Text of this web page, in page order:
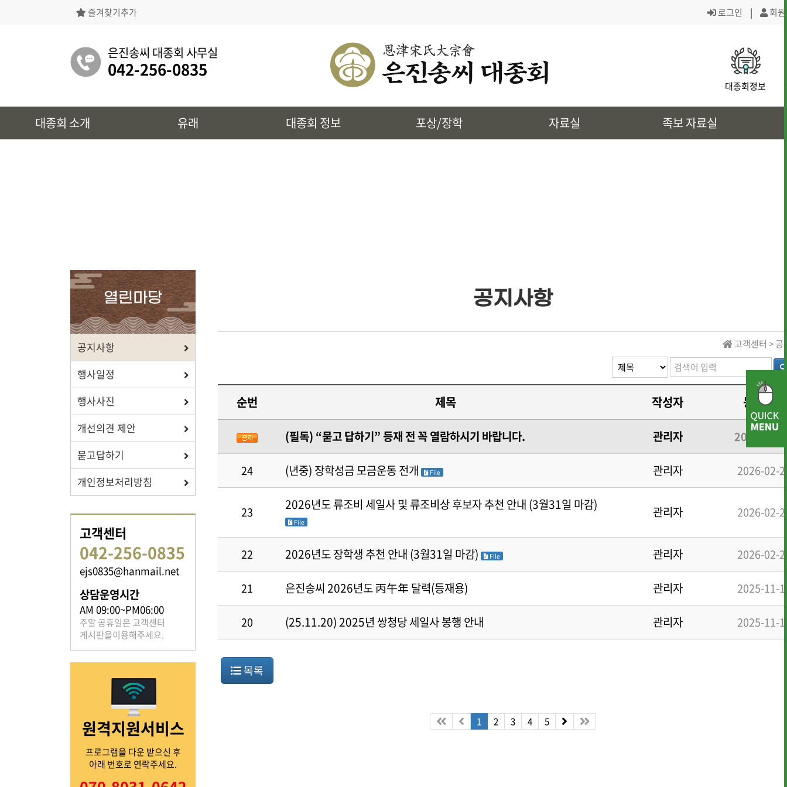
즐겨찾기추가 로그인 | 회
은진송씨 대종회 사무실
042-256-0835
대종회정보
대종회 소개 유래 대종회 정보 포상/장학 자료실 족보 자료실
· 역대회장,의
유래
시조 및 보관유리, 선대묘역을
· 송씨 근원
· 토정 집단공유허비
· 시조 및 본관유래
· 상하송촌리에 대하여
· 대전회덕 거주이유
· 삼강려 애각
· 상4대 신위
· 쌍청당과 대
포상/장학
효행 정신과 숭조돈종의 사상이
투철한 장학생을 지원합니다.
· 장학금 출연
· 역대 수상자 명단
자료실
보학, 전통상식, 도서관에서
· 은진송씨 종보
· 동영상자료실
· 보학안내
· 도서목록표
· 전통상식 · 문헌 자료실
족보 자료실
은진송씨의 족보를 확인하실 수 있습니다.
· 족보 자료실
은진송씨의 전달 사항을
· 개인정보처리방침
열린마당
공지사항
행사일정
행사사진
개선의견 제안
묻고답하기
개인정보처리방침
고객센터
042-256-0835
ejs0835@hanmail.net
상담운영시간
AM 09:00~PM06:00
주말 공휴일은 고객센터
게시판을이용해주세요.
원격지원서비스
프로그램을 다운 받으신 후
아래 번호로 연락주세요.
공지사항
고객센터 > 공
순번 제목 작성자 등록일자
(필독) “묻고 답하기” 등재 전 꼭 열람하시기 바랍니다. 관리자 2026-02-
24 (년중) 장학성금 모금운동 전개 File 관리자 2026-02-
23 2026년도 류조비 세일사 및 류조비상 후보자 추천 안내 (3월31일 마감)
File
관리자 2026-02-
22 2026년도 장학생 추천 안내 (3월31일 마감) File 관리자 2026-02-
21 은진송씨 2026년도 丙午年 달력(등재용) 관리자 2025-11-
20 (25.11.20) 2025년 쌍청당 세일사 봉행 안내 관리자 2025-11-
목록
1 2 3 4 5